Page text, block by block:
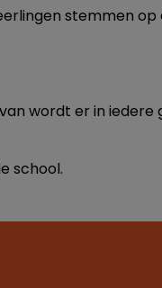
stemmen op
wordt er in iedere
school.